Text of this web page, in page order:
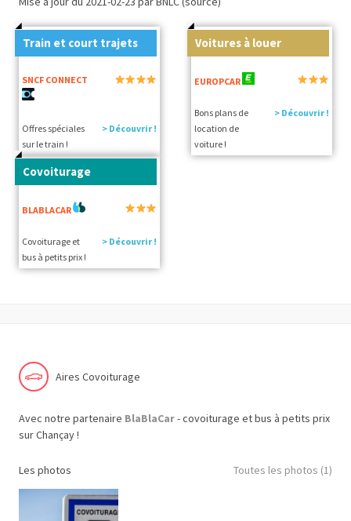
Train et court trajets
SNCF CONNECT
Offres spéciales
sur le train !
> Découvrir !
Voitures à louer
EUROPCAR
Bons plans de
location de
voiture !
> Découvrir !
Covoiturage
BLABLACAR
Covoiturage et
bus à petits prix !
> Découvrir !
Aires Covoiturage
Avec notre partenaire BlaBlaCar- covoiturage et bus à petits prix
sur Chançay !
Les photos Toutes les photos (1)